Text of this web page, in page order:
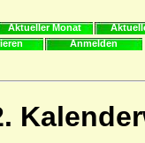
Aktueller Monat
Anmelden